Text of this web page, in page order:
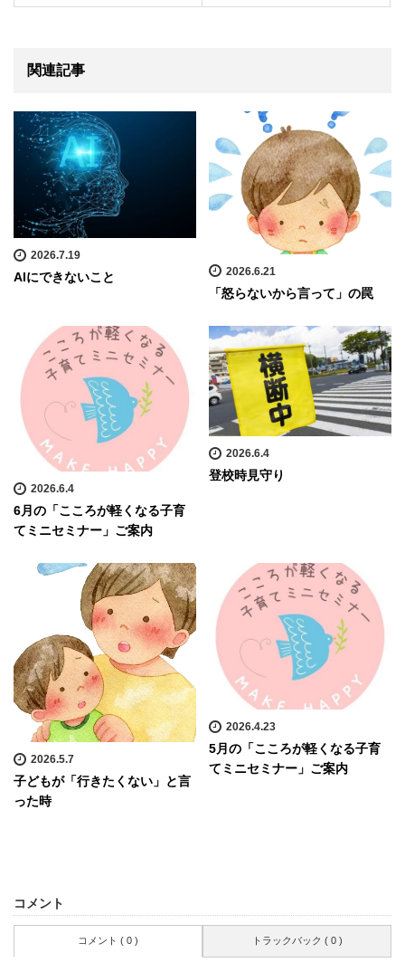
関連記事
2026.7.19
AIにできないこと 2026.6.21
「怒らないから言って」の罠
2026.6.4
6月の「こころが軽くなる子育
てミニセミナー」ご案内
2026.6.4
登校時見守り
2026.5.7
子どもが「行きたくない」と言
った時
2026.4.23
5月の「こころが軽くなる子育
てミニセミナー」ご案内
コメント
コメント ( 0 ) トラックバック ( 0 )